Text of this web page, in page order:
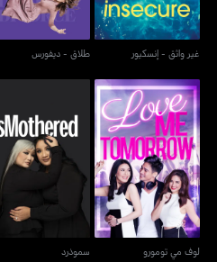
غير واثق - إنسكيور طلاق - ديفورس
لوف مي تومورو
لوف مي تومورو
سموذرد
سموذرد